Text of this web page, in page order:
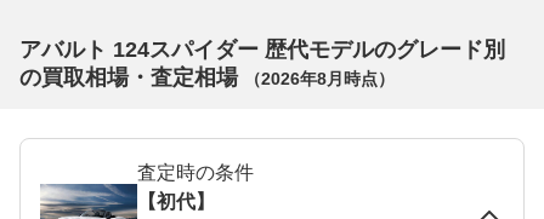
アバルト 124スパイダー 歴代モデルのグレード別
の買取相場・査定相場
（2026年8月 時点）
査定時の条件
【初代】